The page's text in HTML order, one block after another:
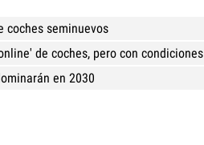
coches seminuevos
de coches, pero con condiciones
en 2030